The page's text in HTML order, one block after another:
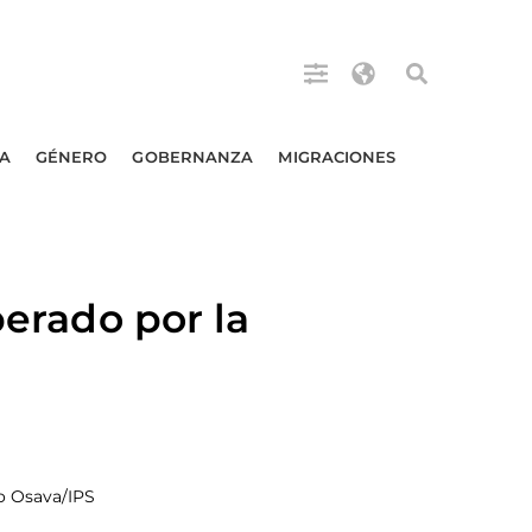
GÉNERO GOBERNANZA MIGRACIONES
por la
IPS